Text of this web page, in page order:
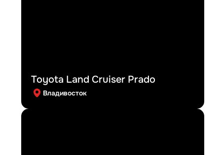
Toyota Land Cruiser Prado
Владивосток